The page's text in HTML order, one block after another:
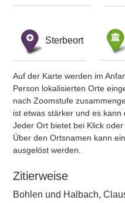
Sterbeort
Auf der Karte werden im
Person lokalisierten Orte
nach Zoomstufe
ist etwas stärker und es kann
Jeder Ort bietet bei Klick
Über den Ortsnamen kann
ausgelöst werden.
Zitierweise
Bohlen und Halbach,